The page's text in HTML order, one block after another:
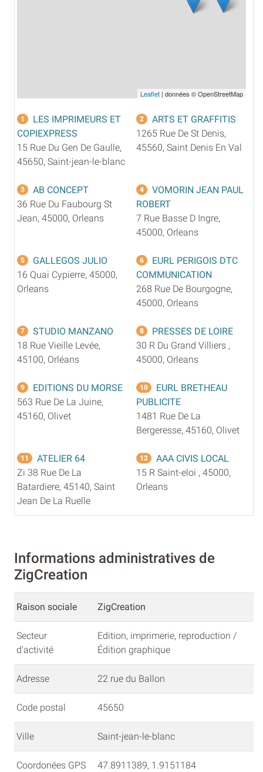
Leaflet | données © OpenStreetMap
1
LES IMPRIMEURS ET
COPIEXPRESS
15 Rue Du Gen De Gaulle,
45650, Saint-jean-le-blanc
2
ARTS ET GRAFFITIS
1265 Rue De St Denis,
45560, Saint Denis En Val
3
AB CONCEPT
36 Rue Du Faubourg St
Jean, 45000, Orleans
4
VOMORIN JEAN PAUL
ROBERT
7 Rue Basse D Ingre,
45000, Orleans
5
GALLEGOS JULIO
16 Quai Cypierre, 45000,
Orleans
6
EURL PERIGOIS DTC
COMMUNICATION
268 Rue De Bourgogne,
45000, Orleans
7
STUDIO MANZANO
18 Rue Vieille Levée,
45100, Orléans
8
PRESSES DE LOIRE
30 R Du Grand Villiers ,
45000, Orleans
9
EDITIONS DU MORSE
563 Rue De La Juine,
45160, Olivet
10
EURL BRETHEAU
PUBLICITE
1481 Rue De La
Bergeresse, 45160, Olivet
11
ATELIER 64
Zi 38 Rue De La
Batardiere, 45140, Saint
Jean De La Ruelle
12
AAA CIVIS LOCAL
15 R Saint-eloi , 45000,
Orleans
Informations administratives de
ZigCreation
Raison sociale ZigCreation
Secteur
d'activité
Edition, imprimerie, reproduction /
Édition graphique
Adresse 22 rue du Ballon
Code postal 45650
Ville Saint-jean-le-blanc
Coordonées GPS
47.8911389, 1.9151184